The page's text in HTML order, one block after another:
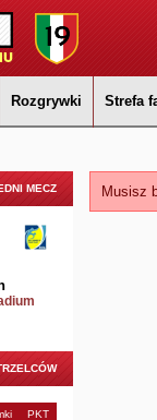
Rozgrywki Strefa
MECZ
PKT
Musisz